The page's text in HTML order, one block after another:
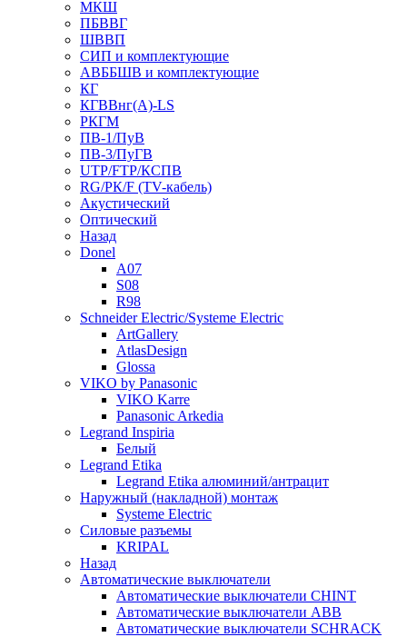
МКШ
ПБВВГ
ШВВП
СИП и комплектующие
АВББШВ и комплектующие
КГ
КГВВнг(А)-LS
РКГМ
ПВ-1/ПуВ
ПВ-3/ПуГВ
UTP/FTP/КСПВ
RG/РК/F (TV-кабель)
Акустический
Оптический
Назад
Donel
A07
S08
R98
Schneider Electric/Systeme Electric
ArtGallery
AtlasDesign
Glossa
VIKO by Panasonic
VIKO Karre
Panasonic Arkedia
Legrand Inspiria
Белый
Legrand Etika
Legrand Etika алюминий/антрацит
Наружный (накладной) монтаж
Systeme Electric
Силовые разъемы
KRIPAL
Назад
Автоматические выключатели
Автоматические выключатели CHINT
Автоматические выключатели ABB
Автоматические выключатели SCHRACK